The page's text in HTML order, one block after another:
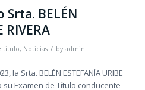
BELÉN
RIVERA
titulo, Noticias / by admin
la Srta. BELÉN ESTEFANÍA URIBE
su Examen de Título conducente